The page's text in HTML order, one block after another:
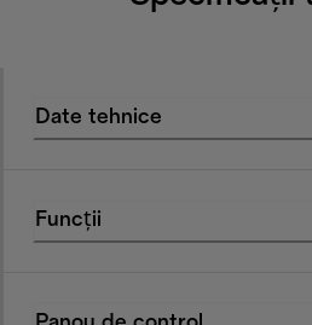
Date tehnice
Funcții